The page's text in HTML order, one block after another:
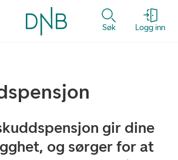
Søk Logg inn
gir dine
og sørger for at